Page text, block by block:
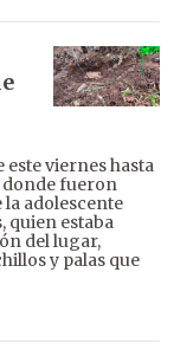
viernes hasta
donde fueron
la adolescente
quien estaba
del lugar,
y palas que